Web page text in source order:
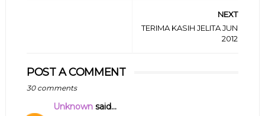
NEXT
TERIMA KASIH JELITA JUN
2012
POST A COMMENT
30 comments
Unknownsaid...